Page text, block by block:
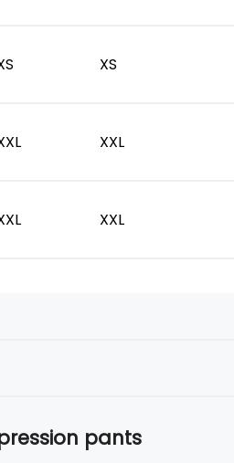
XS
XXL
XXL
pants